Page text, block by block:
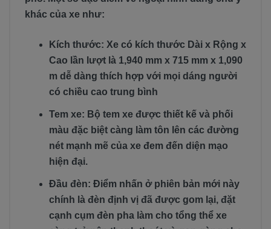
khác của xe như:
Kích thước: Xe có kích thước Dài x Rộng x
Cao lần lượt là 1,940 mm x 715 mm x 1,090
m dễ dàng thích hợp với mọi dáng người
có chiều cao trung bình
Tem xe: Bộ tem xe được thiết kế và phối
màu đặc biệt càng làm tôn lên các đường
nét mạnh mẽ của xe đem đến diện mạo
hiện đại.
Đầu đèn: Điểm nhấn ở phiên bản mới này
chính là đèn định vị đã được gom lại, đặt
cạnh cụm đèn pha làm cho tổng thể xe